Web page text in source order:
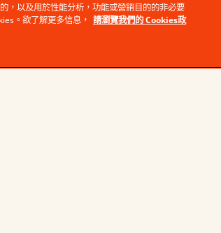
，以及用於性能分析，功能或營銷目的的非必要
。欲了解更多信息， 請瀏覽我們的 Cookies政